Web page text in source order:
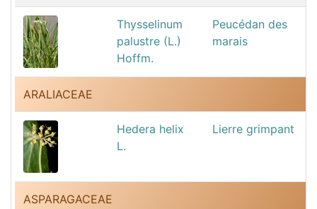
Thysselinum
palustre (L.)
Hoffm.
Peucédan des
marais
ARALIACEAE
Hedera helix
L.
Lierre grimpant
ASPARAGACEAE